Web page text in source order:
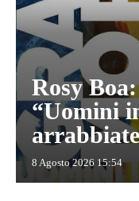
Rosy
“Uomini
8 Agosto 2026 15:54